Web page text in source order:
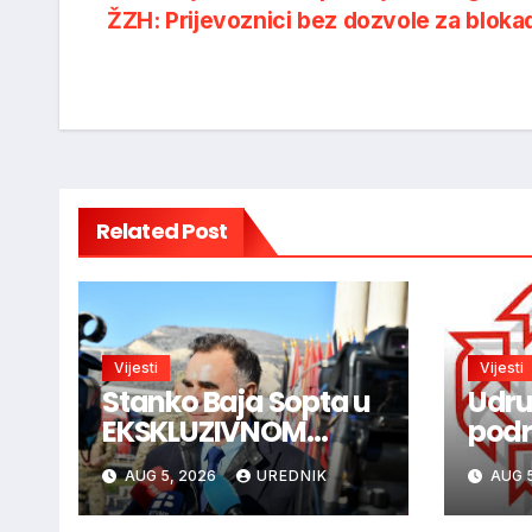
navigation
ŽZH: Prijevoznici bez dozvole za
Related Post
Vijesti
Stanko Baja Sopta u
EKSKLUZIVNOM
intervjuu: HVO je
trebao ući u Vukovar
preko Marinaca,
AUG 5, 2026 UREDNIK
Vijesti
za
o AUG